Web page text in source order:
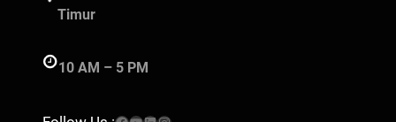
Timur
10 AM – 5 PM